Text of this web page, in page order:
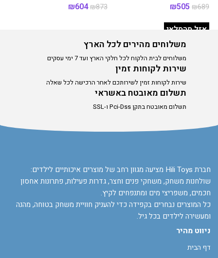
אזל מהמלאי
₪689
₪505
מידע נוסף
₪873
₪604
משלוחים מהירים לכל הארץ
משלוחים לבית הלקוח לכל חלקי הארץ ועד 7 ימי עסקים
שירות לקוחות זמין
שירות לקוחות זמין לשירותכם לאחר הרכישה לכל שאלה
תשלום מאובטח באשראי
תשלום מאובטח בתקן Pci-Dss ו-SSL
חברת Hili Toys מציעה מגוון רחב של מוצרים איכותיים לילדים:
שולחנות משחק, משחקי פנים וחצר, גדרות פעילות, פתרונות אחסון
חכמים, משפריצי מים ומתנפחים לקיץ.
כל המוצרים נבחרים בקפידה כדי להעניק חוויית משחק בטוחה, מהנה
ומעשירה לילדים בכל גיל.
ניווט מהיר
דף הבית